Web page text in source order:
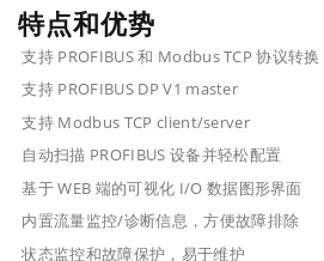
特点和优势
支持 PROFIBUS 和 Modbus TCP 协议转换
支持 PROFIBUS DP V1 master
支持 Modbus TCP client/server
自动扫描 PROFIBUS 设备并轻松配置
基于 WEB 端的可视化 I/O 数据图形界面
内置流量监控/诊断信息，方便故障排除
状态监控和故障保护，易于维护